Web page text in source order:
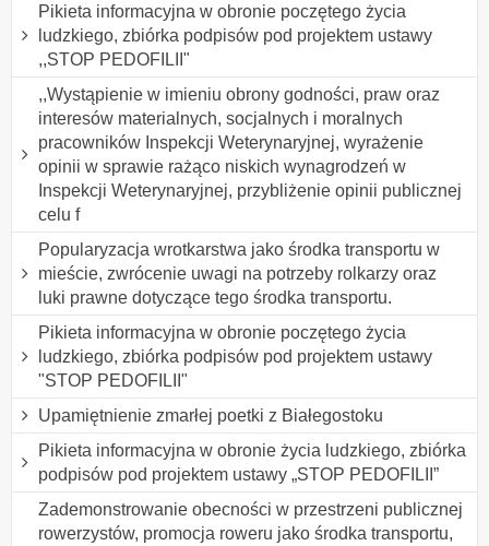
Pikieta informacyjna w obronie poczętego życia
ludzkiego, zbiórka podpisów pod projektem ustawy
,,STOP PEDOFILII"
,,Wystąpienie w imieniu obrony godności, praw oraz
interesów materialnych, socjalnych i moralnych
pracowników Inspekcji Weterynaryjnej, wyrażenie
opinii w sprawie rażąco niskich wynagrodzeń w
Inspekcji Weterynaryjnej, przybliżenie opinii publicznej
celu f
Popularyzacja wrotkarstwa jako środka transportu w
mieście, zwrócenie uwagi na potrzeby rolkarzy oraz
luki prawne dotyczące tego środka transportu.
Pikieta informacyjna w obronie poczętego życia
ludzkiego, zbiórka podpisów pod projektem ustawy
"STOP PEDOFILII"
Upamiętnienie zmarłej poetki z Białegostoku
Pikieta informacyjna w obronie życia ludzkiego, zbiórka
podpisów pod projektem ustawy „STOP PEDOFILII”
Zademonstrowanie obecności w przestrzeni publicznej
rowerzystów, promocja roweru jako środka transportu,